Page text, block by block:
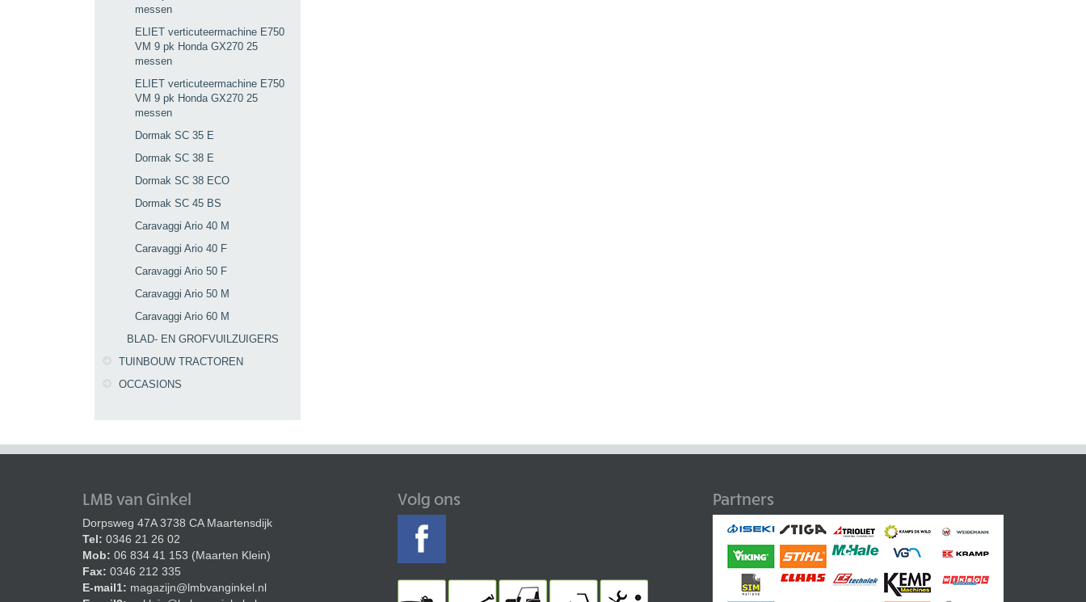
messen
ELIET verticuteermachine E750
VM 9 pk Honda GX270 25
messen
ELIET verticuteermachine E750
VM 9 pk Honda GX270 25
messen
Dormak SC 35 E
Dormak SC 38 E
Dormak SC 38 ECO
Dormak SC 45 BS
Caravaggi Ario 40 M
Caravaggi Ario 40 F
Caravaggi Ario 50 F
Caravaggi Ario 50 M
Caravaggi Ario 60 M
BLAD- EN GROFVUILZUIGERS
TUINBOUW TRACTOREN
OCCASIONS
LMB van Ginkel
Dorpsweg 47A 3738 CA Maartensdijk
Tel: 0346 21 26 02
Mob: 06 834 41 153 (Maarten Klein)
Fax: 0346 212 335
E-mail1: magazijn@lmbvanginkel.nl
Volg ons Partners